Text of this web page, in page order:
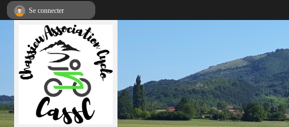
Se connecter
Panneau de gestion des cookies